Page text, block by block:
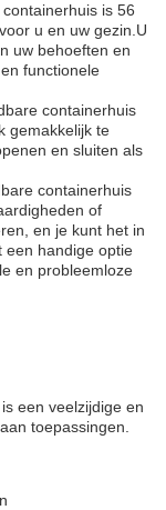
is 56
u en uw gezin.U
uw behoeften en
functionele
containerhuis
gemakkelijk te
en sluiten als
containerhuis
of
en je kunt het in
een handige optie
en probleemloze
een veelzijdige en
toepassingen.